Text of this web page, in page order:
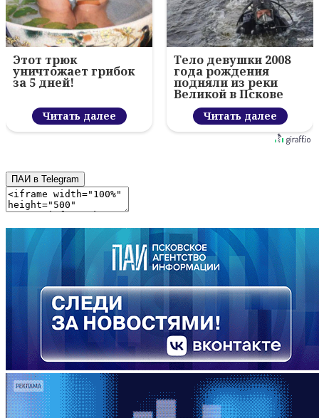
Этот трюк
уничтожает грибок
за 5 дней!
Читать далее
Тело девушки 2008
года рождения
подняли из реки
Великой в Пскове
Читать далее
ПАИ в Telegram